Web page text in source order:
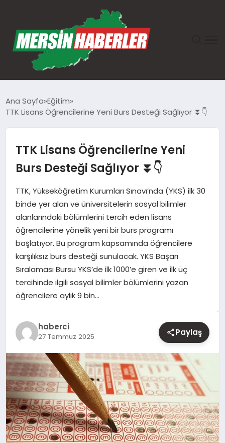
EKONOMI
SAĞLIK
TEKNOLOJI
YAŞAM
Ana Sayfa Eğitim
TTK Lisans Öğrencilerine Yeni Burs Desteği Sağlıyor ⏬👇
TTK Lisans Öğrencilerine Yeni
Burs Desteği Sağlıyor ⏬👇
TTK, Yükseköğretim Kurumları Sınavı’nda (YKS) ilk 30
binde yer alan ve üniversitelerin sosyal bilimler
alanlarındaki bölümlerini tercih eden lisans
öğrencilerine yönelik yeni bir burs programı
başlatıyor. Bu program kapsamında öğrencilere
karşılıksız burs desteği sunulacak. YKS Başarı
Sıralaması Bursu YKS’de ilk 1000’e giren ve ilk üç
tercihinde ilgili sosyal bilimler bölümlerini yazan
öğrencilere aylık 9 bin…
haberci
27 Temmuz 2025 Paylaş